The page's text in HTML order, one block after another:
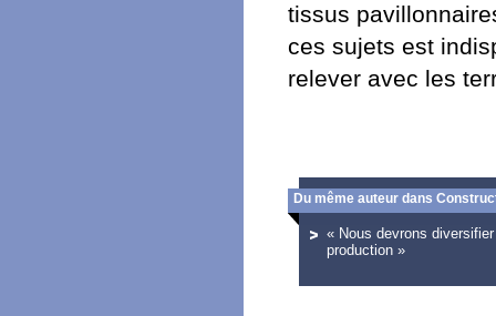
tissus
ces sujets est
relever avec les
Du même auteur dans
« Nous devrons
production »